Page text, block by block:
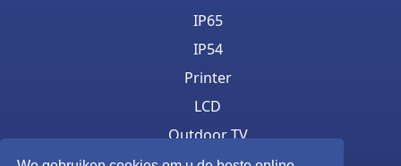
IP65
IP54
Printer
LCD
Outdoor TV